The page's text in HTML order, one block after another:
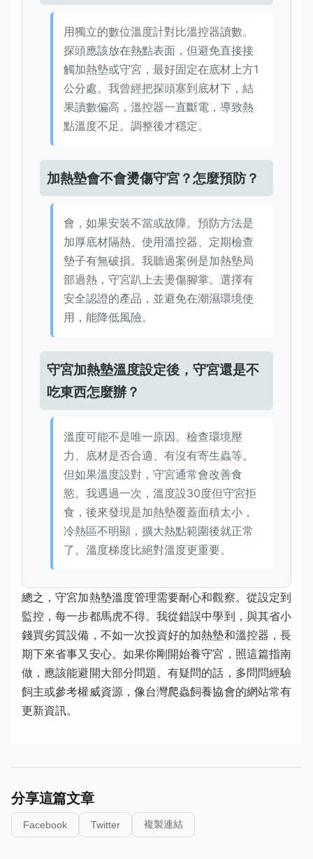
用獨立的數位溫度計對比溫控器讀數。
探頭應該放在熱點表面，但避免直接接
觸加熱墊或守宮，最好固定在底材上方1
公分處。我曾經把探頭塞到底材下，結
果讀數偏高，溫控器一直斷電，導致熱
點溫度不足。調整後才穩定。
加熱墊會不會燙傷守宮？怎麼預防？
會，如果安裝不當或故障。預防方法是
加厚底材隔熱、使用溫控器、定期檢查
墊子有無破損。我聽過案例是加熱墊局
部過熱，守宮趴上去燙傷腳掌。選擇有
安全認證的產品，並避免在潮濕環境使
用，能降低風險。
守宮加熱墊溫度設定後，守宮還是不
吃東西怎麼辦？
溫度可能不是唯一原因。檢查環境壓
力、底材是否合適、有沒有寄生蟲等。
但如果溫度設對，守宮通常會改善食
慾。我遇過一次，溫度設30度但守宮拒
食，後來發現是加熱墊覆蓋面積太小，
冷熱區不明顯，擴大熱點範圍後就正常
了。溫度梯度比絕對溫度更重要。
總之，守宮加熱墊溫度管理需要耐心和觀察。從設定到
監控，每一步都馬虎不得。我從錯誤中學到，與其省小
錢買劣質設備，不如一次投資好的加熱墊和溫控器，長
期下來省事又安心。如果你剛開始養守宮，照這篇指南
做，應該能避開大部分問題。有疑問的話，多問問經驗
飼主或參考權威資源，像台灣爬蟲飼養協會的網站常有
更新資訊。
分享這篇文章
Facebook Twitter 複製連結